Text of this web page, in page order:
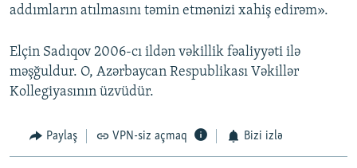
addımların atılmasını təmin etmənizi xahiş edirəm».
Elçin Sadıqov 2006-cı ildən vəkillik fəaliyyəti ilə
məşğuldur. O, Azərbaycan Respublikası Vəkillər
Kollegiyasının üzvüdür.
Paylaş VPN-siz açmaq Bizi izlə